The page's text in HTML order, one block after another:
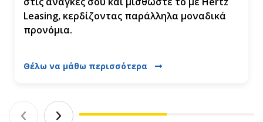
Leasing, κερδίζοντας παράλληλα μοναδικά
προνόμια.
Θέλω να μάθω περισσότερα